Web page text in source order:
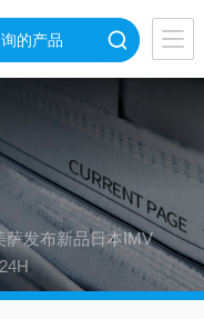
萨发布新品日本IMV